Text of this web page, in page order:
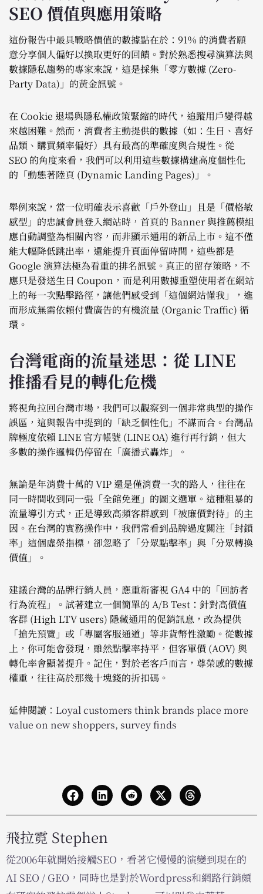
SEO 價值與應用策略
這份報告中最具戰略價值的數據點在於：91% 的消費者願
意分享個人偏好以換取更好的回饋。對於熟悉搜尋演算法與
數據隱私趨勢的專家來說，這是採集「零方數據 (Zero-
Party Data)」的黃金訊號。
在 Cookie 退場與隱私權政策緊縮的時代，追蹤用戶變得越
來越困難。然而，消費者主動提供的數據（如：生日、喜好
品類、購買頻率偏好）具有最高的準確度與合規性。從
SEO 的角度來看，我們可以利用這些數據構建高度個性化
的「動態著陸頁 (Dynamic Landing Pages)」。
舉例來說，當一位明確表示喜歡「戶外登山」且是「價格敏
感型」的忠誠會員登入網站時，首頁的 Banner 與推薦模組
應自動調整為相關內容，而非顯示通用的新品上市。這不僅
能大幅降低跳出率，還能提升頁面停留時間，這些都是
Google 演算法極為看重的排名訊號。真正的留存策略，不
應只是發送生日 Coupon，而是利用數據重塑使用者在網站
上的每一次點擊路徑，讓他們感受到「這個網站懂我」，進
而形成無需依賴付費廣告的有機流量 (Organic Traffic) 循
環。
台灣電商的流量迷思：從 LINE
推播看見的轉化危機
將視角拉回台灣市場，我們可以觀察到一個非常典型的操作
誤區，這與報告中提到的「缺乏個性化」不謀而合。台灣品
牌極度依賴 LINE 官方帳號 (LINE OA) 進行再行銷，但大
多數的操作邏輯仍停留在「廣播式轟炸」。
無論是年消費十萬的 VIP 還是僅消費一次的路人，往往在
同一時間收到同一張「全館免運」的圖文選單。這種粗暴的
流量導引方式，正是導致高頻客群感到「被廉價對待」的主
因。在台灣的實務操作中，我們常看到品牌過度關注「封鎖
率」這個虛榮指標，卻忽略了「分眾點擊率」與「分眾轉換
價值」。
建議台灣的品牌行銷人員，應重新審視 GA4 中的「回訪者
行為流程」。試著建立一個簡單的 A/B Test：針對高價值
客群 (High LTV users) 隱藏通用的促銷訊息，改為提供
「搶先預覽」或「專屬客服通道」等非貨幣性激勵。從數據
上，你可能會發現，雖然點擊率持平，但客單價 (AOV) 與
轉化率會顯著提升。記住，對於老客戶而言，尊榮感的數據
權重，往往高於那幾十塊錢的折扣碼。
延伸閱讀： Loyal customers think brands place more
value on new shoppers, survey finds
飛拉霓 Stephen
從2006年就開始接觸SEO，看著它慢慢的演變到現在的
AI SEO / GEO，同時也是對於Wordpress和網路行銷頗